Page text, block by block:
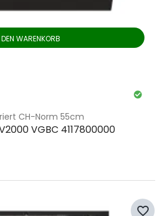
WARENKORB
CH-Norm 55cm
VGBC 4117800000
favorite_border